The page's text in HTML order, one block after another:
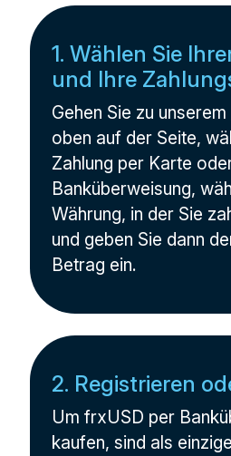
1. Wählen Sie
und Ihre
Gehen Sie zu unserem
oben auf der Seite,
Zahlung per Karte
Banküberweisung,
Währung, in der Sie
und geben Sie dann
Betrag ein.
2. Registrieren
Um frxUSD per
kaufen, sind als